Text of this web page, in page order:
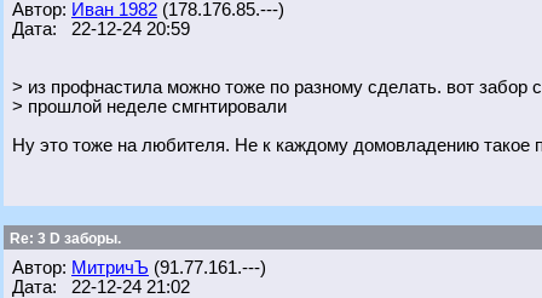
Автор: Иван 1982 (178.176.85.---)
Дата: 22-12-24 20:59
> из профнастила можно тоже по разному сделать. вот забор
> прошлой неделе смгнтировали
Ну это тоже на любителя. Не к каждому домовладению такое
Re: 3 D заборы.
Автор: МитричЪ (91.77.161.---)
Дата: 22-12-24 21:02